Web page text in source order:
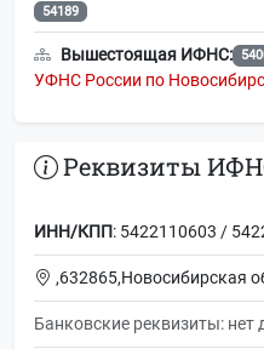
54189
Вышестоящая ИФНС:
УФНС России по
Реквизиты
ИНН/КПП: 5422110603 /
,632865,Новосибирская
Банковские реквизиты: нет